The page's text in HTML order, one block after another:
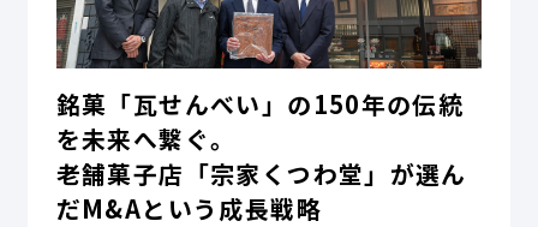
銘菓「瓦せんべい」の150年の伝統
を未来へ繋ぐ。
老舗菓子店「宗家くつわ堂」が選ん
だM&Aという成長戦略